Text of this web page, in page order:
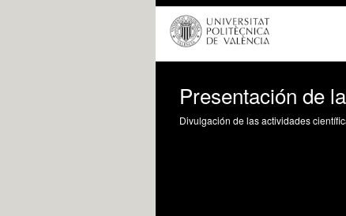
Presentación de
Divulgación de las actividades